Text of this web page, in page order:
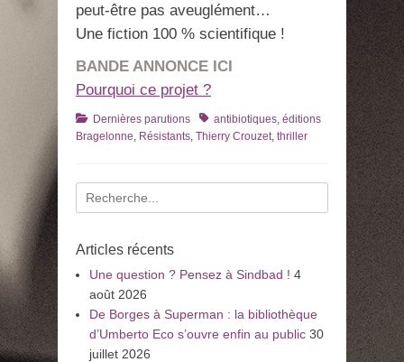
peut-être pas aveuglément…
Une fiction 100 % scientifique !
BANDE ANNONCE ICI
Pourquoi ce projet ?
Catégories
Dernières parutions Tagsantibiotiques éditions
Bragelonne Résistants Thierry Crouzet thriller
Recherche
pour
Articles récents
Une question ? Pensez à Sindbad ! 4
août 2026
De Borges à Superman : la bibliothèque
d’Umberto Eco s’ouvre enfin au public 30
juillet 2026